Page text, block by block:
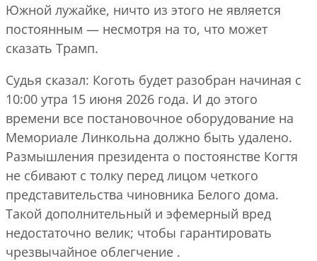
Южной лужайке, ничто из этого не является
постоянным — несмотря на то, что может
сказать Трамп.
Судья сказал: Коготь будет разобран начиная с
10:00 утра 15 июня 2026 года. И до этого
времени все постановочное оборудование на
Мемориале Линкольна должно быть удалено.
Размышления президента о постоянстве Когтя
не сбивают с толку перед лицом четкого
представительства чиновника Белого дома.
Такой дополнительный и эфемерный вред
недостаточно велик; чтобы гарантировать
чрезвычайное облегчение .